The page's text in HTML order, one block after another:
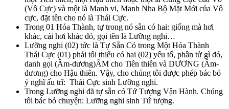
(Vô Cực) và một là Manh vi, Manh Nha Bộ Mặt Mới của Vô
cực, đặt tên cho nó là Thái Cực.
Trong 01 Hóa Thành, tự trong nó sẵn có hai: giống mà hơi
khác, cái hơi khác đó, gọi tên là Lưỡng nghi…
Lưỡng nghi (02) tức là Tự Sẵn Có trong Một Hóa Thành
Thái Cực (01) phải tối thiểu có hai (02) yếu tố, phần tử gì đó,
danh gọi (Âm-dương)ÂM cho Tiên thiên và DƯƠNG (Âm-
dương) cho Hậu thiên. Vậy, cho chúng tôi được phép bác bỏ
ý nghĩ ấu trĩ: Thái Cực sinh Lưỡng nghi.
Trong Lưỡng nghi đã tự sẵn có Tứ Tượng Vận Hành. Chúng
tôi bác bỏ chuyện: Lưỡng nghi sinh Tứ tượng.